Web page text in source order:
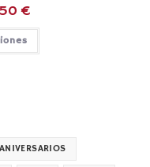
€Rango
de
precios:
13,00 €
Este
tiene
en
la
ANIVERSARIOS